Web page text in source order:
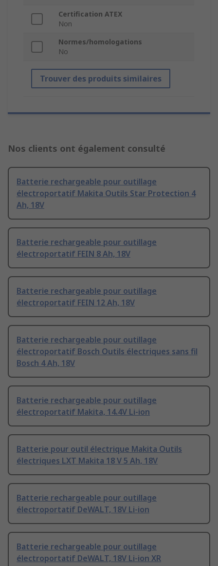
Certification ATEX
Non
Normes/homologations
No
Trouver des produits similaires
Nos clients ont également consulté
Batterie rechargeable pour outillage
électroportatif Makita Outils Star Protection 4
Ah, 18V
Batterie rechargeable pour outillage
électroportatif FEIN 8 Ah, 18V
Batterie rechargeable pour outillage
électroportatif FEIN 12 Ah, 18V
Batterie rechargeable pour outillage
électroportatif Bosch Outils électriques sans fil
Bosch 4 Ah, 18V
Batterie rechargeable pour outillage
électroportatif Makita, 14.4V Li-ion
Batterie pour outil électrique Makita Outils
électriques LXT Makita 18 V 5 Ah, 18V
Batterie rechargeable pour outillage
électroportatif DeWALT, 18V Li-ion
Batterie rechargeable pour outillage
électroportatif DeWALT, 18V Li-ion XR